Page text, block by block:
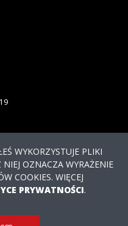
Potrzebujesz
pomocy?
WYKORZYSTUJE PLIKI
OZNACZA WYRAŻENIE
COOKIES. WIĘCEJ
PRYWATNOŚCI.
O.O. WSZYSTKIE PRAWA